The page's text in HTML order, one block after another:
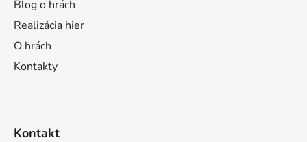
Blog o hrách
Realizácia hier
O hrách
Kontakty
Kontakt